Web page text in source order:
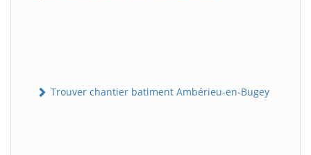
Trouver chantier batiment Ambérieu-en-Bugey